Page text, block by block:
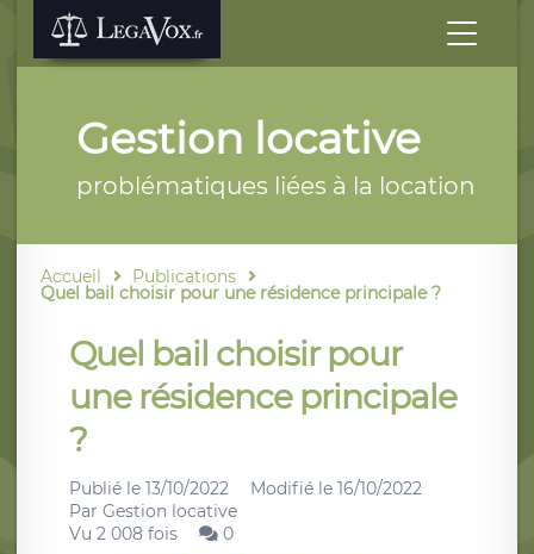
Gestion locative
problématiques liées à la location
Accueil Publications
Quel bail choisir pour une résidence principale ?
Quel bail choisir pour
une résidence principale
?
Publié le 13/10/2022 Modifié le 16/10/2022
Par Gestion locative
Vu 2 008 fois
0